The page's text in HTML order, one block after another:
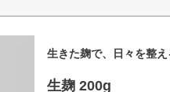
生きた麹で、日々を整え
生麹 200g